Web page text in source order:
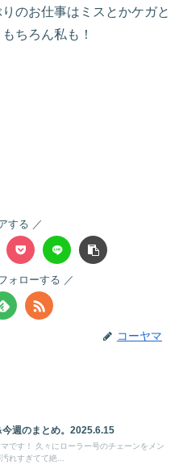
のお仕事はミスとかケガと
ちろん私も！
する
ォローする
コーヤマ
今週のまとめ。2025.6.15
のチェーンをメン
れすぎてて絶...